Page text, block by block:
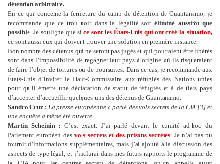
détention arbitraire.
En ce qui concerne la fermeture du camp de détention de Guantanamo, je
recommande que ce trou noir dans la légalité soitéliminé aussitôt que
possible. Je souligne que sice sont les États-Unis qui ont créé la situation,
ce sont aussi eux qui doivent trouver une solution en première instance.
Bon nombre des détenus qui ne seront pas jugés et qui pourraient être libérés
sont dans l’impossibilité de regagner leur pays d’origine où ils risqueraient
de faire l’objet de tortures ou de poursuites. Dans ce cas, je recommande aux
États-Unis d’inviter le Haut-Commissaire aux réfugiés des Nations unies
pour qu’il émette une déclaration de statut de réfugiés et à de tiers pays
d’accepter d’accueillir quelques-uns des détenus de Guantanamo.
Sandro Cruz : La presse européenne a parlé des vols secrets de la CIA [3] et
une enquête a même été ouverte…
Martin Scheinin : C’est exact. J’ai parlé devant le comité ad-hoc du
Parlement européen desvols secrets et des prisons secrètes. Je n’ai pas pu
fournir d’informations supplémentaires, mais j’ai ajouté à la discussion des
aspects de type légal, et j’inclurai dans mes futurs rapports le programme de